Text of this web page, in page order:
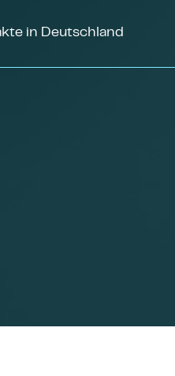
in Deutschland